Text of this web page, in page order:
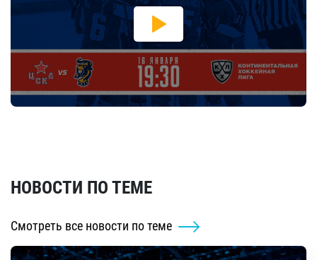
НОВОСТИ ПО ТЕМЕ
Смотреть все новости по теме